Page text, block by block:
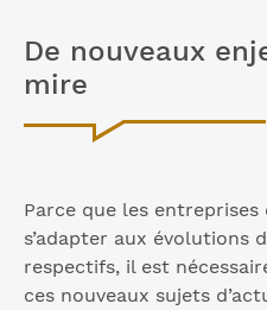
De nouveaux
mire
Parce que les
s’adapter aux évolutions
respectifs, il est
ces nouveaux sujets